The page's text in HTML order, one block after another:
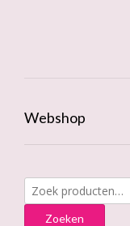
Webshop
Zoeken
naar:
Zoeken